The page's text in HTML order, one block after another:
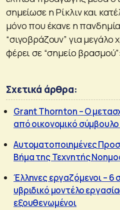
σημείωσε η Ρίκλιν και
μόνο που έκανε η
“σιγοβράζουν” για μεγάλο
φέρει σε “σημείο
Σχετικά άρθρα:
Grant Thornton – Ο
από οικονομικό
Αυτοματοποιημένες
Βήμα της Τεχνητής
Έλληνες εργαζόμενοι – 6
υβριδικό μοντέλο
εξουθενωμένοι